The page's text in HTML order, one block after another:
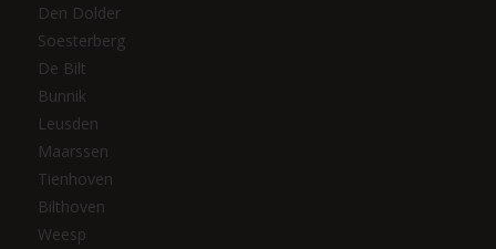
Den Dolder
Soesterberg
De Bilt
Bunnik
Leusden
Maarssen
Tienhoven
Bilthoven
Weesp